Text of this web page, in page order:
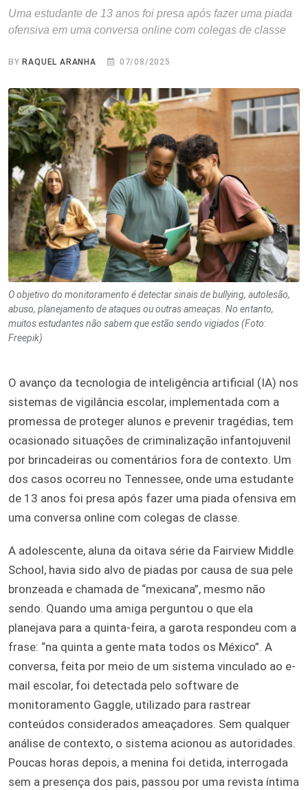
Uma estudante de 13 anos foi presa após fazer uma piada
ofensiva em uma conversa online com colegas de classe
BYRAQUEL ARANHA 07/08/2025
O objetivo do monitoramento é detectar sinais de bullying, autolesão,
abuso, planejamento de ataques ou outras ameaças. No entanto,
muitos estudantes não sabem que estão sendo vigiados (Foto:
Freepik)
O avanço da tecnologia de inteligência artificial (IA) nos
sistemas de vigilância escolar, implementada com a
promessa de proteger alunos e prevenir tragédias, tem
ocasionado situações de criminalização infantojuvenil
por brincadeiras ou comentários fora de contexto. Um
dos casos ocorreu no Tennessee, onde uma estudante
de 13 anos foi presa após fazer uma piada ofensiva em
uma conversa online com colegas de classe.
A adolescente, aluna da oitava série da Fairview Middle
School, havia sido alvo de piadas por causa de sua pele
bronzeada e chamada de “mexicana”, mesmo não
sendo. Quando uma amiga perguntou o que ela
planejava para a quinta-feira, a garota respondeu com a
frase: “na quinta a gente mata todos os México”. A
conversa, feita por meio de um sistema vinculado ao e-
mail escolar, foi detectada pelo software de
monitoramento Gaggle, utilizado para rastrear
conteúdos considerados ameaçadores. Sem qualquer
análise de contexto, o sistema acionou as autoridades.
Poucas horas depois, a menina foi detida, interrogada
sem a presença dos pais, passou por uma revista íntima